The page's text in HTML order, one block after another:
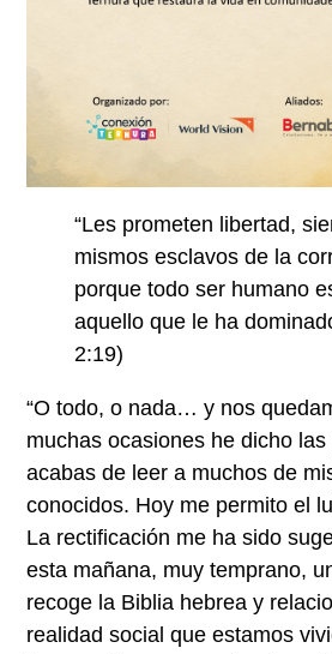
“Les prometen libertad,
mismos esclavos de la
porque todo ser humano
aquello que le ha
2:19)
“O todo, o nada… y nos
muchas ocasiones he dicho
acabas de leer a muchos de
conocidos. Hoy me permito el
La rectificación me ha sido
esta mañana, muy temprano,
recoge la Biblia hebrea y
realidad social que estamos